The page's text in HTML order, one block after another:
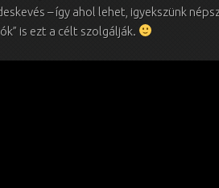
– így ahol lehet, igyekszünk
is ezt a célt szolgálják.